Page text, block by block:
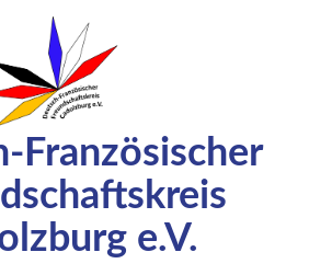
Französischer
e.V.